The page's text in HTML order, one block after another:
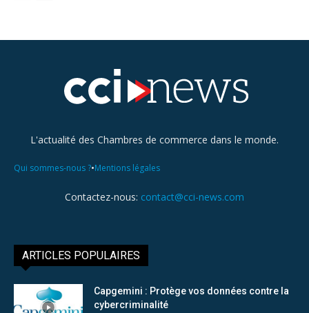
L'actualité des Chambres de commerce dans le monde.
Qui sommes-nous ?•Mentions légales
Contactez-nous: contact@cci-news.com
ARTICLES POPULAIRES
Capgemini : Protège vos données contre la
cybercriminalité